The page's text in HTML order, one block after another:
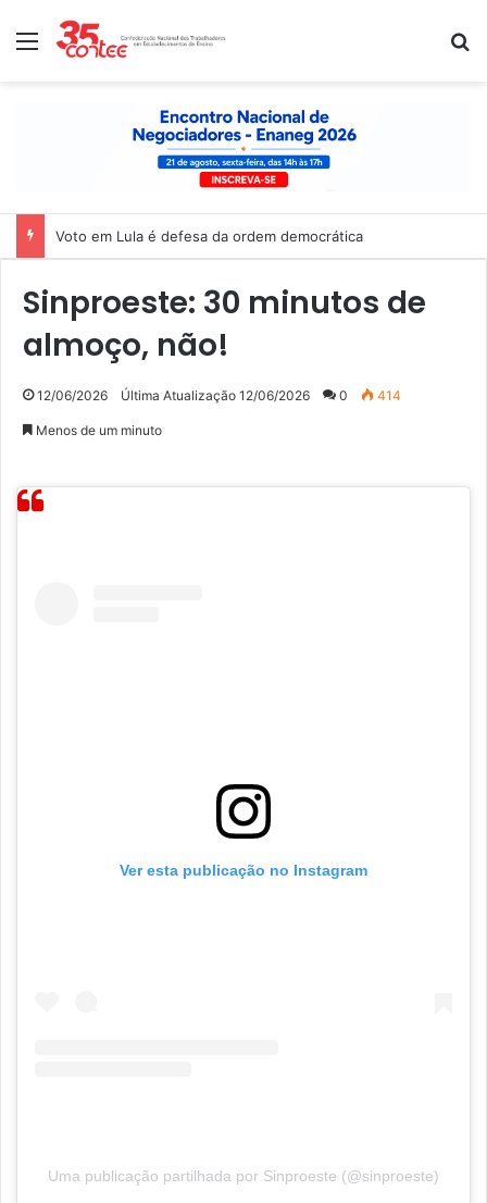
Menu
Voto em Lula é defesa da ordem democrática
Sinproeste: 30 minutos de
almoço, não!
12/06/2026 Última Atualização 12/06/2026 0 414
Menos de um minuto
Ver esta publicação no Instagram
Uma publicação partilhada por Sinproeste (@sinproeste)